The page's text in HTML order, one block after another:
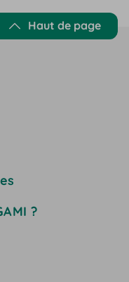
Haut de page
?